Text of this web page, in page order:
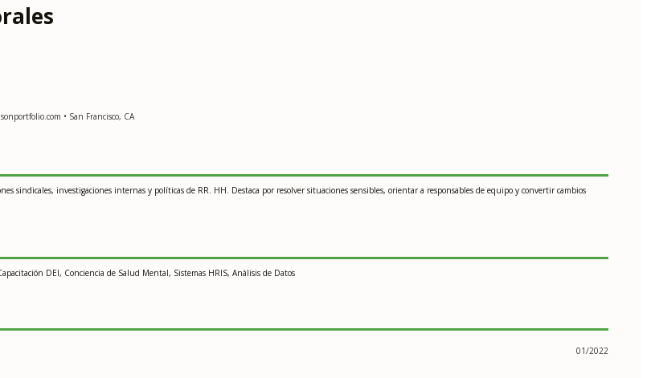
• San Francisco, CA
sindicales, investigaciones internas y políticas de RR. HH. Destaca por resolver situaciones sensibles, orientar a responsables de equipo y convertir cambios
DEI, Conciencia de Salud Mental, Sistemas HRIS, Análisis de Datos
01/2022